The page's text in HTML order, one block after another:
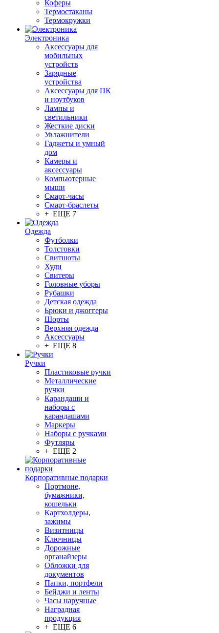
Коферы
Термостаканы
Термокружки
Электроника
Аксессуары для
мобильных
устройств
Зарядные
устройства
Аксессуары для ПК
и ноутбуков
Лампы и
светильники
Жесткие диски
Увлажнители
Гаджеты и умный
дом
Камеры и
аксессуары
Компьютерные
мыши
Смарт-часы
Смарт-браслеты
+ ЕЩЕ 7
Одежда
Футболки
Толстовки
Свитшоты
Худи
Свитеры
Головные уборы
Рубашки
Детская одежда
Брюки и джоггеры
Шорты
Верхняя одежда
Аксессуары
+ ЕЩЕ 8
Ручки
Пластиковые ручки
Металлические
ручки
Карандаши и
наборы с
карандашами
Маркеры
Наборы с ручками
Футляры
+ ЕЩЕ 2
Корпоративные подарки
Портмоне,
бумажники,
кошельки
Картхолдеры,
зажимы
Визитницы
Ключницы
Дорожные
органайзеры
Обложки для
документов
Папки, портфели
Бейджи и ленты
Часы наручные
Наградная
продукция
+ ЕЩЕ 6